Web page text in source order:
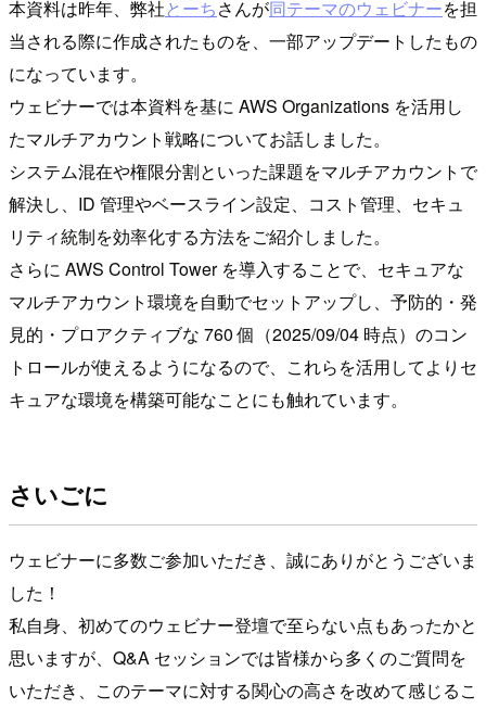
本資料は昨年、弊社とーちさんが同テーマのウェビナーを担
当される際に作成されたものを、一部アップデートしたもの
になっています。
ウェビナーでは本資料を基に AWS Organizations を活用し
たマルチアカウント戦略についてお話しました。
システム混在や権限分割といった課題をマルチアカウントで
解決し、ID 管理やベースライン設定、コスト管理、セキュ
リティ統制を効率化する方法をご紹介しました。
さらに AWS Control Tower を導入することで、セキュアな
マルチアカウント環境を自動でセットアップし、予防的・発
見的・プロアクティブな 760 個（2025/09/04 時点）のコン
トロールが使えるようになるので、これらを活用してよりセ
キュアな環境を構築可能なことにも触れています。
さいごに
ウェビナーに多数ご参加いただき、誠にありがとうございま
した！
私自身、初めてのウェビナー登壇で至らない点もあったかと
思いますが、Q&A セッションでは皆様から多くのご質問を
いただき、このテーマに対する関心の高さを改めて感じるこ